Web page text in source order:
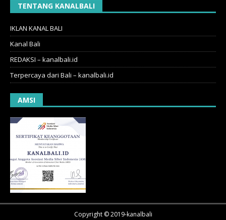
TENTANG KANALBALI
IKLAN KANAL BALI
Kanal Bali
REDAKSI – kanalbali.id
Terpercaya dari Bali – kanalbali.id
AMSI
Copyright © 2019-kanalbali